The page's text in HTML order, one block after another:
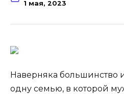
1 мая, 2023
Наверняка большинство
одну семью, в которой